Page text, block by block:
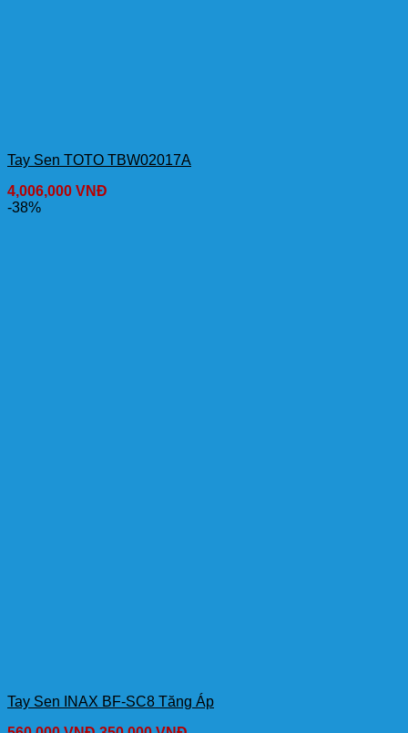
Tay Sen TOTO TBW02017A
4,006,000 VNĐ
-38%
Tay Sen INAX BF-SC8 Tăng Áp